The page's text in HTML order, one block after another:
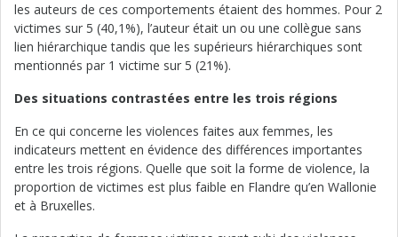
les auteurs de ces comportements étaient des hommes. Pour 2
victimes sur 5 (40,1%), l’auteur était un ou une collègue sans
lien hiérarchique tandis que les supérieurs hiérarchiques sont
mentionnés par 1 victime sur 5 (21%).
Des situations contrastées entre les trois régions
En ce qui concerne les violences faites aux femmes, les
indicateurs mettent en évidence des différences importantes
entre les trois régions. Quelle que soit la forme de violence, la
proportion de victimes est plus faible en Flandre qu’en Wallonie
et à Bruxelles.